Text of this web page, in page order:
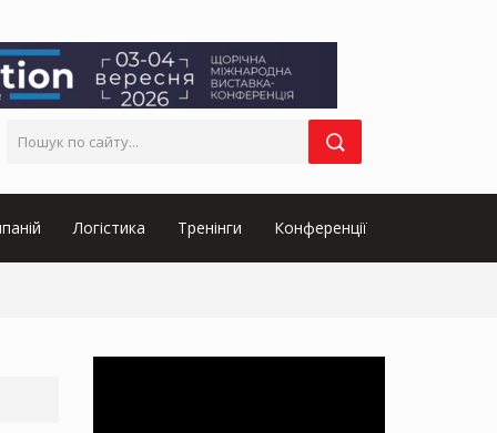
Логістика Тренінги Конференції